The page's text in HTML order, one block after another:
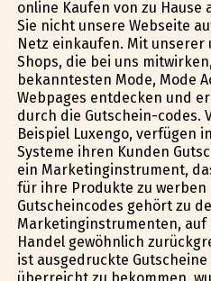
online Kaufen von zu Hause
Sie nicht unsere Webseite
Netz einkaufen. Mit
Shops, die bei uns
bekanntesten Mode, Mode
Webpages entdecken und
durch die Gutschein-codes.
Beispiel Luxengo, verfügen
Systeme ihren Kunden
ein Marketinginstrument,
für ihre Produkte zu werben
Gutscheincodes gehört zu
Marketinginstrumenten, auf
Handel gewöhnlich
ist ausgedruckte
überreicht zu bekommen,